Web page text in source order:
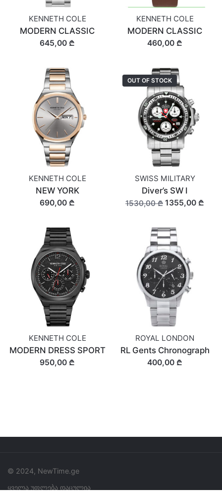
KENNETH COLE
MODERN CLASSIC
645,00 ₾
KENNETH COLE
MODERN CLASSIC
460,00 ₾
KENNETH COLE
NEW YORK
690,00 ₾
OUT OF STOCK
SWISS MILITARY
Diver’s SW I
1530,00 ₾ 1355,00 ₾
KENNETH COLE
MODERN DRESS SPORT
950,00 ₾
ROYAL LONDON
RL Gents Chronograph
400,00 ₾
© 2024, NewTime.ge
ყველა უფლება დაცულია